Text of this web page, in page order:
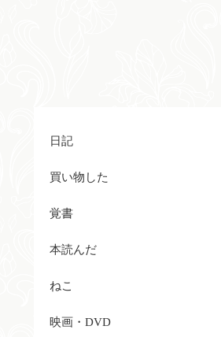
日記
買い物した
覚書
本読んだ
ねこ
映画・DVD